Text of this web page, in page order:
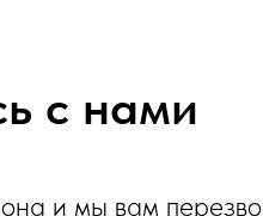
с нами
и мы вам